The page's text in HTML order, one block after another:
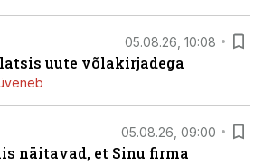
05.08.26, 10:08
uute võlakirjadega
05.08.26, 09:00
näitavad, et Sinu firma